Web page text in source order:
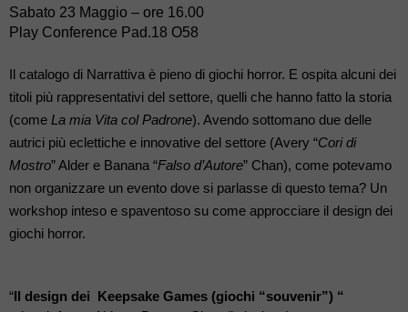
Sabato 23 Maggio – ore 16.00
Play Conference Pad.18 O58
Il catalogo di Narrattiva è pieno di giochi horror. E ospita alcuni dei
titoli più rappresentativi del settore, quelli che hanno fatto la storia
(come La mia Vita col Padrone). Avendo sottomano due delle
autrici più eclettiche e innovative del settore (Avery “Cori di
Mostro” Alder e Banana “Falso d’Autore” Chan), come potevamo
non organizzare un evento dove si parlasse di questo tema? Un
workshop inteso e spaventoso su come approcciare il design dei
giochi horror.
“ Il design dei  Keepsake Games (giochi “souvenir”) “